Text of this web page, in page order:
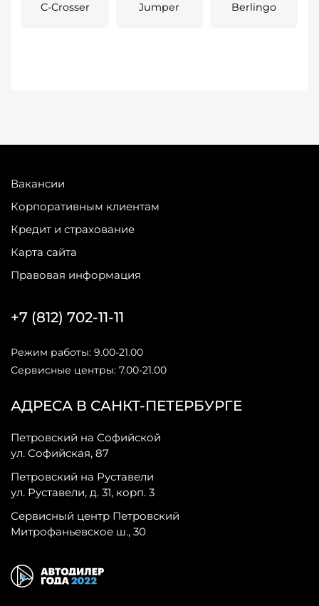
C-Crosser Jumper Berlingo
Вакансии
Корпоративным клиентам
Кредит и страхование
Карта сайта
Правовая информация
АДРЕСА В САНКТ-ПЕТЕРБУРГЕ
Петровский на Софийской
ул. Софийская, 87
Петровский на Руставели
ул. Руставели, д. 31, корп. 3
Сервисный центр Петровский
Митрофаньевское ш., 30
+7 (812) 702-11-11
Режим работы: 9.00-21.00
Сервисные центры: 7.00-21.00